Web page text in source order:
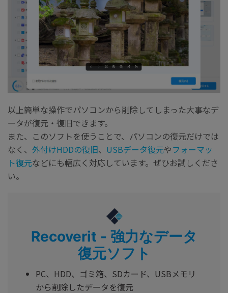
以上簡単な操作でパソコンから削除してしまった大事なデ
ータが復元・復旧できます。
また、このソフトを使うことで、パソコンの復元だけでは
なく、 外付けHDDの復旧、 USBデータ復元やフォーマッ
ト復元などにも幅広く対応しています。ぜひお試しくださ
い。
Recoverit - 強力なデータ
復元ソフト
PC、HDD、ゴミ箱、SDカード、USBメモリ
から削除したデータを復元